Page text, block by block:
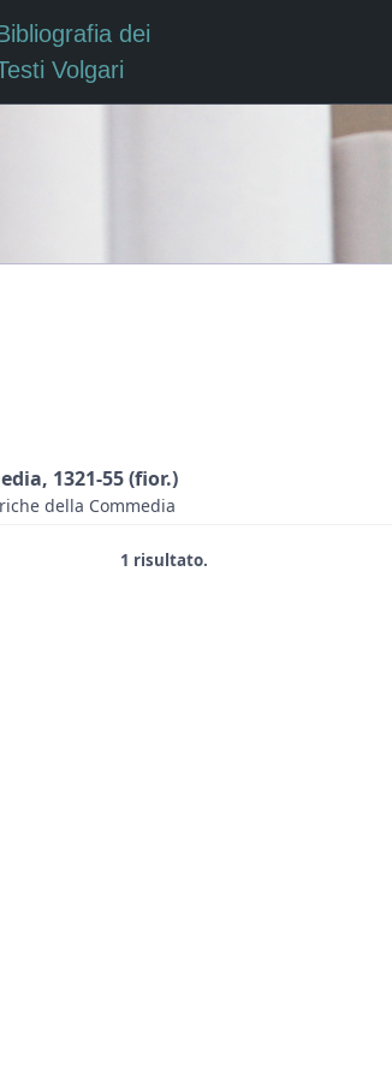
dei
Volgari
1321-55 (fior.)
della Commedia
1 risultato.